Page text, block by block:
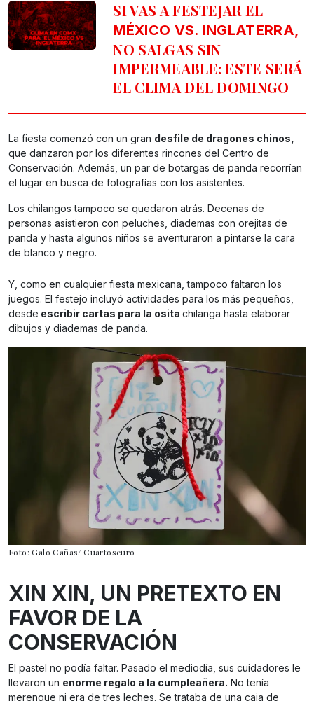
SI VAS A FESTEJAR EL
MÉXICO VS. INGLATERRA,
NO SALGAS SIN
IMPERMEABLE: ESTE SERÁ
EL CLIMA DEL DOMINGO
La fiesta comenzó con un gran desfile de dragones chinos,
que danzaron por los diferentes rincones del Centro de
Conservación. Además, un par de botargas de panda recorrían
el lugar en busca de fotografías con los asistentes.
Los chilangos tampoco se quedaron atrás. Decenas de
personas asistieron con peluches, diademas con orejitas de
panda y hasta algunos niños se aventuraron a pintarse la cara
de blanco y negro.
Y, como en cualquier fiesta mexicana, tampoco faltaron los
juegos. El festejo incluyó actividades para los más pequeños,
desde escribir cartas para la osita chilanga hasta elaborar
dibujos y diademas de panda.
Foto: Galo Cañas/ Cuartoscuro
XIN XIN, UN PRETEXTO EN
FAVOR DE LA
CONSERVACIÓN
El pastel no podía faltar. Pasado el mediodía, sus cuidadores le
llevaron un enorme regalo a la cumpleañera. No tenía
merengue ni era de tres leches. Se trataba de una caja de